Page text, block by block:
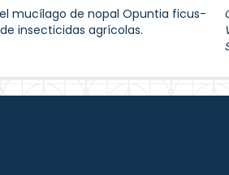
mucílago de nopal Opuntia ficus-
insecticidas agrícolas.